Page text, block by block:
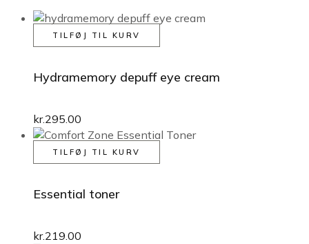
TILFØJ TIL KURV
Hydramemory depuff eye cream
kr.295.00
TILFØJ TIL KURV
Essential toner
kr.219.00